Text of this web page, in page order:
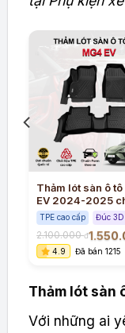
Thảm lót sàn ô tô
EV 2024-2025
TPE cao cấp đúc
nguyên khối
TPE cao cấp Đúc 3D
2.100.000đ
4.9 Đã bán 1215
Thảm lót sàn
Với những ai